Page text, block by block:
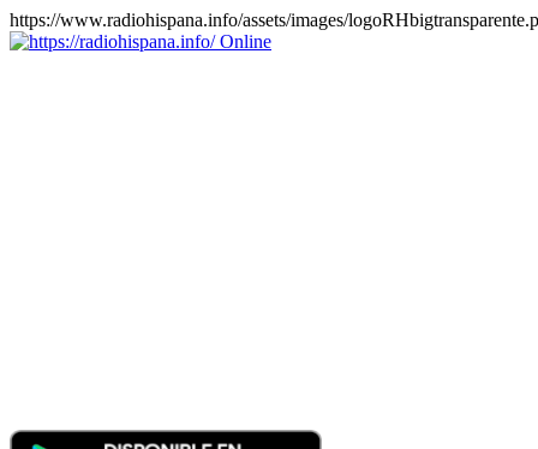
https://www.radiohispana.info/assets/images/
Online